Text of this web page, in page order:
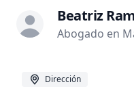
Beatriz
Abogado en
Dirección